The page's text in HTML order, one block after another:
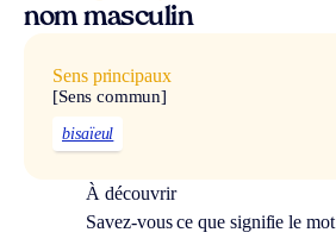
nom masculin
Sens principaux
[Sens commun]
bisaïeul
À découvrir
Savez-vous ce que signifie le mot